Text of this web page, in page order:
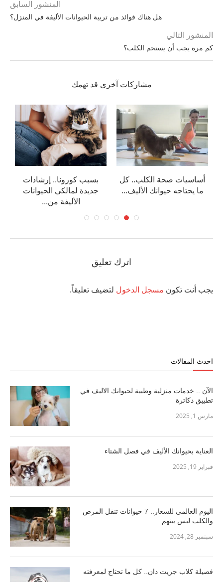
المنشور السابق
هل هناك فوائد من تربية الحيوانات الأليفة في المنزل؟
المنشور التالي
كم مرة يجب أن يستحم الكلب؟
مشاركات آخرى قد تهمك
أساسيات صحة الكلب.. كل
ما يحتاجه حيوانك الأليف...
بسبب كورونا.. إرشادات
جديدة لمالكي الحيوانات
الأليفة من...
اترك تعليق
يجب أنت تكون مسجل الدخول لتضيف تعليقاً.
احدث المقالات
الآن .. خدمات منزلية وطبية لحيوانك الاليف في
تطبيق دكاترة
مارس 1, 2025
العناية بحيوانك الأليف في فصل الشتاء
فبراير 19, 2025
اليوم العالمي للسعار.. 7 حيوانات تنقل المرض
والكلب ليس بينهم
سبتمبر 28, 2024
فصيلة كلاب جريت دان.. كل ما تحتاج لمعرفته